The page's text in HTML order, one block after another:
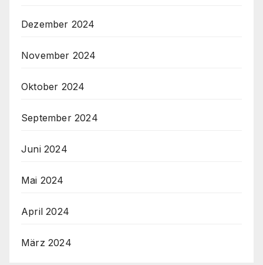
Dezember 2024
November 2024
Oktober 2024
September 2024
Juni 2024
Mai 2024
April 2024
März 2024